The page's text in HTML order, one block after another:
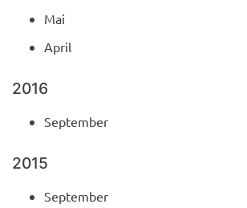
Mai
April
2016
September
2015
September